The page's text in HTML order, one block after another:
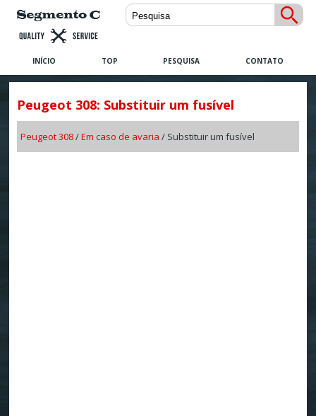
INÍCIO TOP PESQUISA CONTATO
Peugeot 308: Substituir um fusível
Peugeot 308/Em caso de avaria / Substituir um fusível